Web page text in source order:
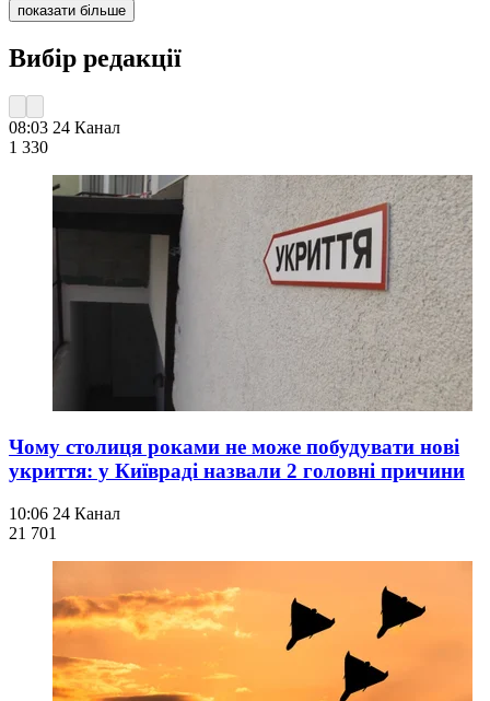
показати більше
Вибір редакції
08:03 24 Канал
1 330
Чому столиця роками не може побудувати нові
укриття: у Київраді назвали 2 головні причини
10:06 24 Канал
21 701